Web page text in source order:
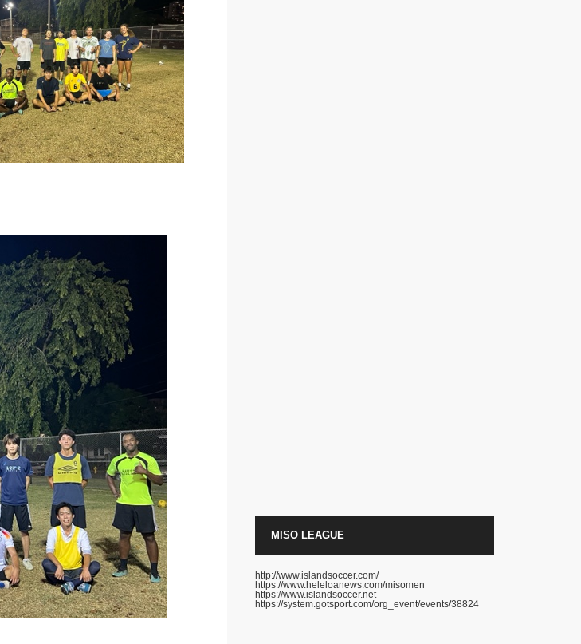
MISO LEAGUE
http://www.islandsoccer.com/
https://www.heleloanews.com/misomen
https://www.islandsoccer.net
https://system.gotsport.com/org_event/events/38824